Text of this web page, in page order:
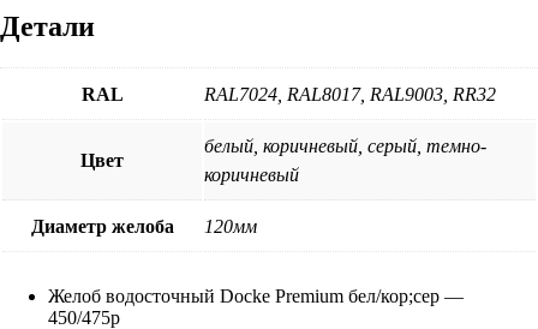
Детали
RAL RAL7024, RAL8017, RAL9003, RR32
Цвет
белый, коричневый, серый, темно-
коричневый
Диаметр желоба 120мм
Желоб водосточный Docke Premium бел/кор;сер —
450/475р